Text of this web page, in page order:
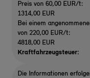
Preis von 60,00 EUR/t:
1314,00 EUR
Bei einem
von 220,00 EUR/t:
4818,00 EUR
Kraftfahrzeugsteuer:
Die Informationen